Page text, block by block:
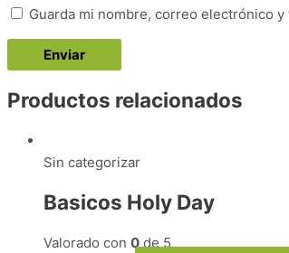
Guarda mi nombre, correo electrónico
Productos relacionados
Sin categorizar
Basicos Holy Day
Valorado con 0de 5